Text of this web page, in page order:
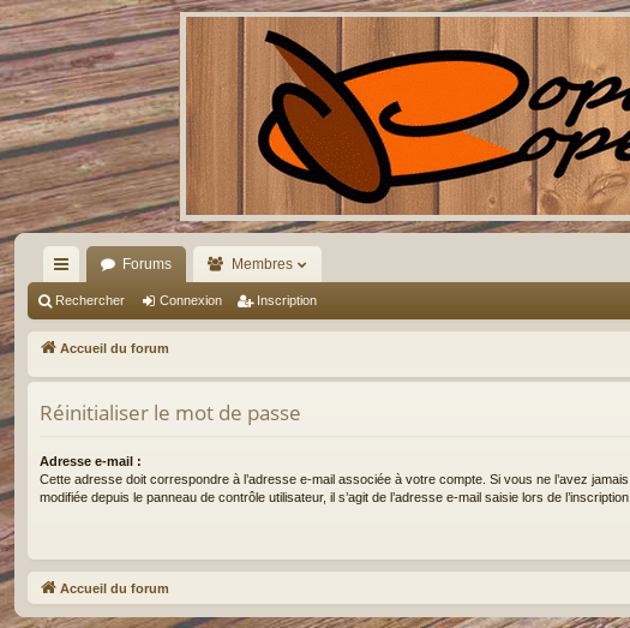
ac
co
ci
Forums Membres
Rechercher Connexion Inscription
Accueil du forum
Réinitialiser le mot de passe
Adresse e-mail :
Cette adresse doit correspondre à l’adresse e-mail associée à votre compte. Si vous ne l’avez jamais
modifiée depuis le panneau de contrôle utilisateur, il s’agit de l’adresse e-mail saisie lors de l’inscription.
Accueil du forum